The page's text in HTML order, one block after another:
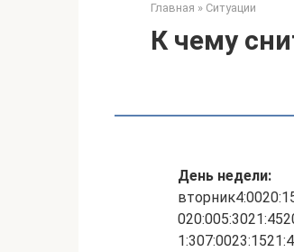
Главная » Ситуации
К чему
День недели: